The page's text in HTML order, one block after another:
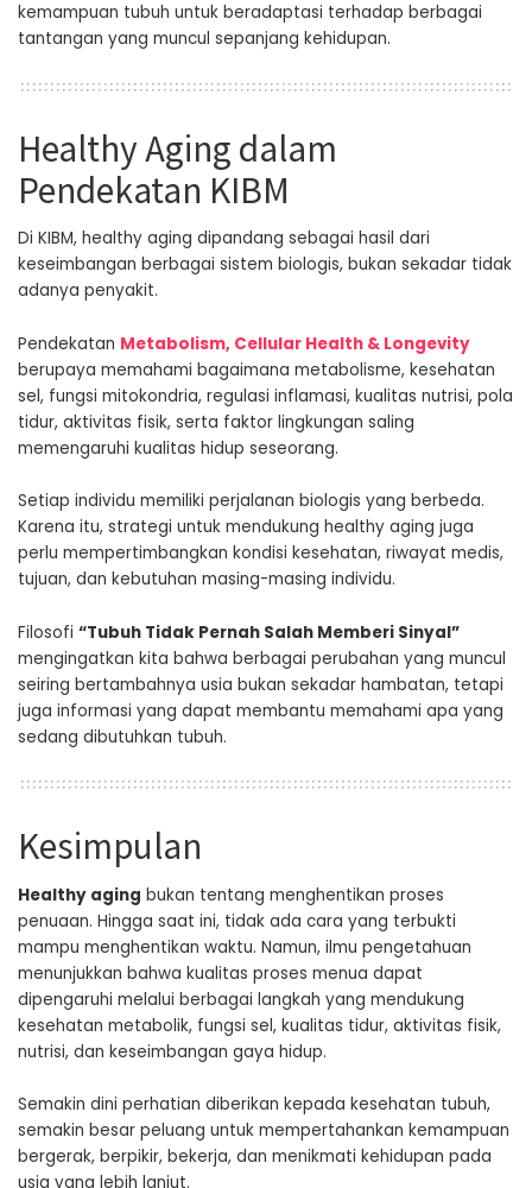
kemampuan tubuh untuk beradaptasi terhadap berbagai
tantangan yang muncul sepanjang kehidupan.
Healthy Aging dalam
Pendekatan KIBM
Di KIBM, healthy aging dipandang sebagai hasil dari
keseimbangan berbagai sistem biologis, bukan sekadar tidak
adanya penyakit.
Pendekatan Metabolism, Cellular Health & Longevity
berupaya memahami bagaimana metabolisme, kesehatan
sel, fungsi mitokondria, regulasi inflamasi, kualitas nutrisi, pola
tidur, aktivitas fisik, serta faktor lingkungan saling
memengaruhi kualitas hidup seseorang.
Setiap individu memiliki perjalanan biologis yang berbeda.
Karena itu, strategi untuk mendukung healthy aging juga
perlu mempertimbangkan kondisi kesehatan, riwayat medis,
tujuan, dan kebutuhan masing-masing individu.
Filosofi “Tubuh Tidak Pernah Salah Memberi Sinyal”
mengingatkan kita bahwa berbagai perubahan yang muncul
seiring bertambahnya usia bukan sekadar hambatan, tetapi
juga informasi yang dapat membantu memahami apa yang
sedang dibutuhkan tubuh.
Kesimpulan
Healthy aging bukan tentang menghentikan proses
penuaan. Hingga saat ini, tidak ada cara yang terbukti
mampu menghentikan waktu. Namun, ilmu pengetahuan
menunjukkan bahwa kualitas proses menua dapat
dipengaruhi melalui berbagai langkah yang mendukung
kesehatan metabolik, fungsi sel, kualitas tidur, aktivitas fisik,
nutrisi, dan keseimbangan gaya hidup.
Semakin dini perhatian diberikan kepada kesehatan tubuh,
semakin besar peluang untuk mempertahankan kemampuan
bergerak, berpikir, bekerja, dan menikmati kehidupan pada
usia yang lebih lanjut.